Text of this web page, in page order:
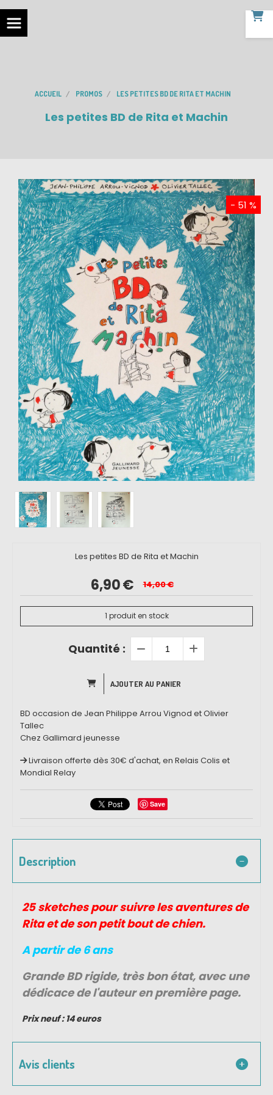
ACCUEIL PROMOS LES PETITES BD DE RITA ET MACHIN
Les petites BD de Rita et Machin
- 51 %
Les petites BD de Rita et Machin
6,90€ 14,00€
1 produit en stock
Quantité :
AJOUTER AU PANIER
BD occasion de Jean Philippe Arrou Vignod et Olivier
Tallec
Chez Gallimard jeunesse
Livraison offerte dès 30€ d'achat, en Relais Colis et
Mondial Relay
Save
Description
25 sketches pour suivre les aventures de
Rita et de son petit bout de chien.
A partir de 6 ans
Grande BD rigide, très bon état, avec une
dédicace de l'auteur en première page.
Prix neuf : 14 euros
Avis clients